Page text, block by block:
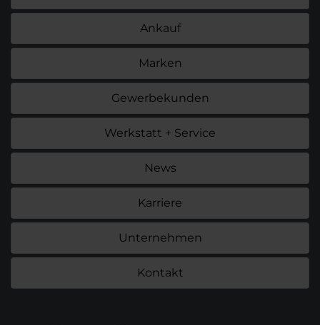
Ankauf
Marken
Gewerbekunden
Werkstatt + Service
News
Karriere
Unternehmen
Kontakt